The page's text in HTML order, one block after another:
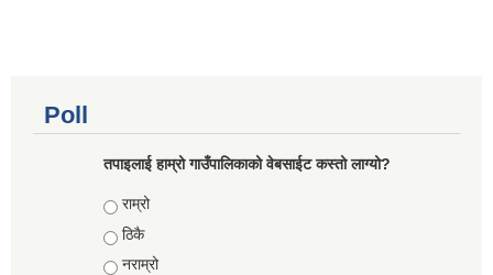
Poll
तपाइलाई हाम्रो गाउँपालिकाको वेबसाईट कस्तो लाग्यो?
Choices
राम्रो
ठिकै
नराम्रो